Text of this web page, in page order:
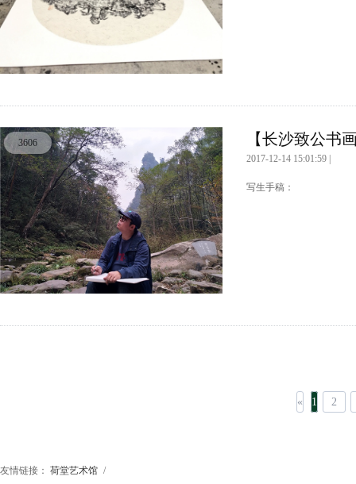
【长沙致公书
2017-12-14 15:01:59 |
写生手稿：
3606
« 1 2
友情链接： 荷堂艺术馆 /